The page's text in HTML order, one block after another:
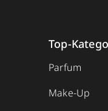
Top-
Parfum
Make-Up